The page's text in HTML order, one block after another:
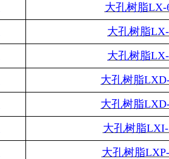
大孔树脂LX-
大孔树脂
大孔树脂
大孔树脂
大孔树脂
大孔树脂LXI-
大孔树脂